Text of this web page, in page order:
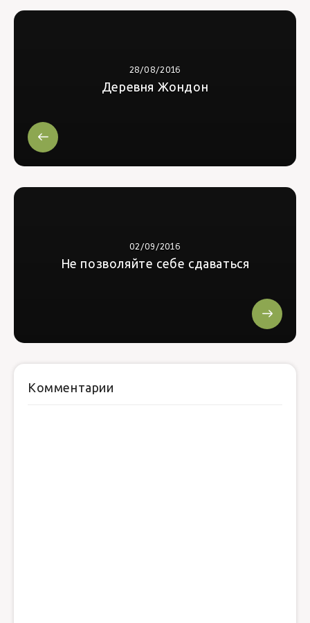
28/08/2016
Деревня Жондон
02/09/2016
Не позволяйте себе сдаваться
Комментарии